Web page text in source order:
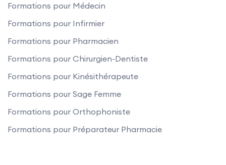
Formations pour Médecin
Formations pour Infirmier
Formations pour Pharmacien
Formations pour Chirurgien-Dentiste
Formations pour Kinésithérapeute
Formations pour Sage Femme
Formations pour Orthophoniste
Formations pour Préparateur Pharmacie